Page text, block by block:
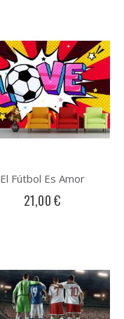
El Fútbol Es Amor
21,00 €